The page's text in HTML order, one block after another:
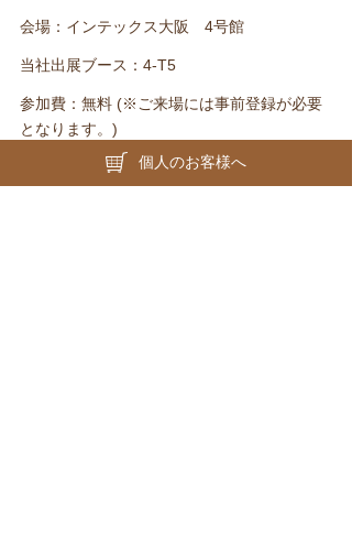
会場：インテックス大阪 4号館
当社出展ブース：4-T5
参加費：無料 (※ご来場には事前登録が必要
となります。)
来場事前登録は こちら。
個人のお客様へ